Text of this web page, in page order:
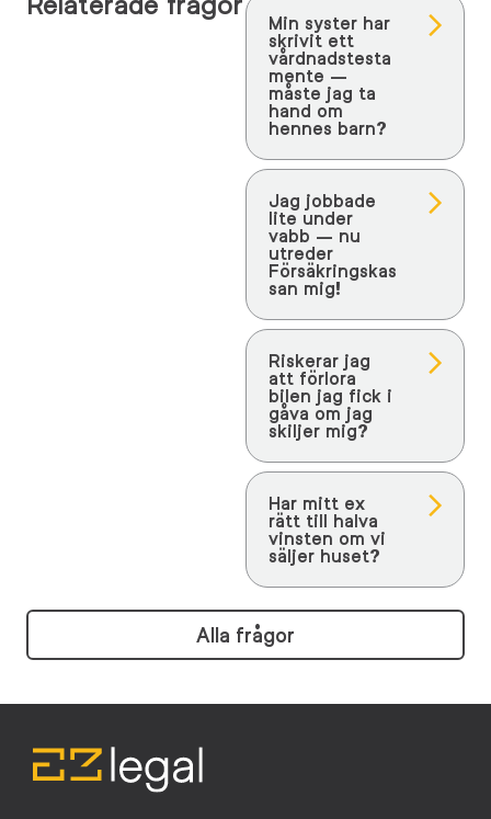
Min syster har
skrivit ett
vårdnadstesta
mente –
måste jag ta
hand om
hennes barn?
Jag jobbade
lite under
vabb – nu
utreder
Försäkringskas
san mig!
Riskerar jag
att förlora
bilen jag fick i
gåva om jag
skiljer mig?
Har mitt ex
rätt till halva
vinsten om vi
säljer huset?
Alla frågor